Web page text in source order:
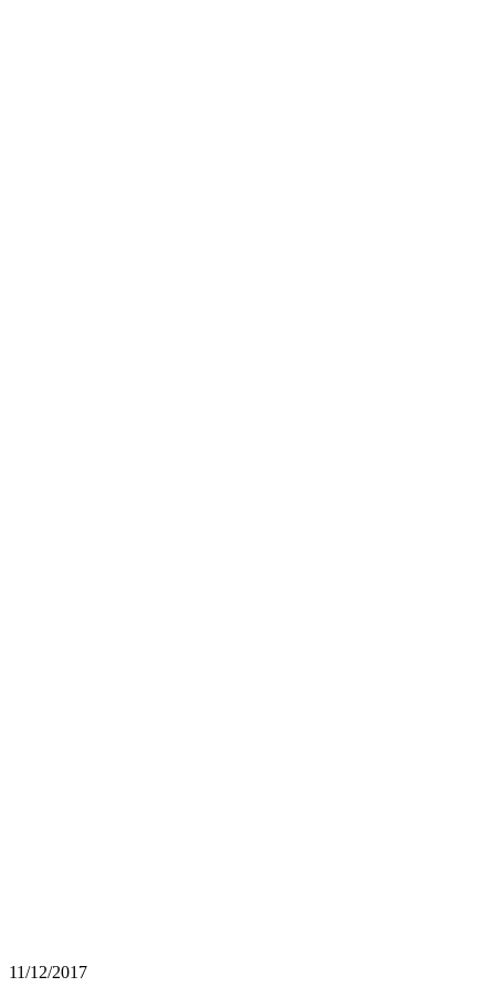
11/12/2017